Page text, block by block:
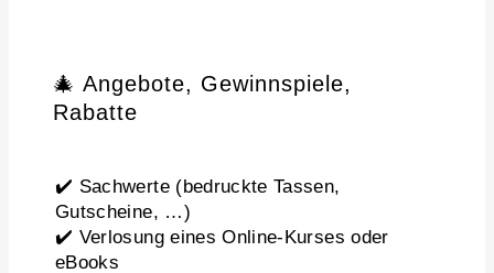
🎄 Angebote, Gewinnspiele,
Rabatte
✔️ Sachwerte (bedruckte Tassen,
Gutscheine, …)
✔️ Verlosung eines Online-Kurses oder
eBooks